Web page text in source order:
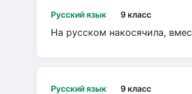
Русский язык 9 класс
На русском накосячила,
Русский язык 9 класс